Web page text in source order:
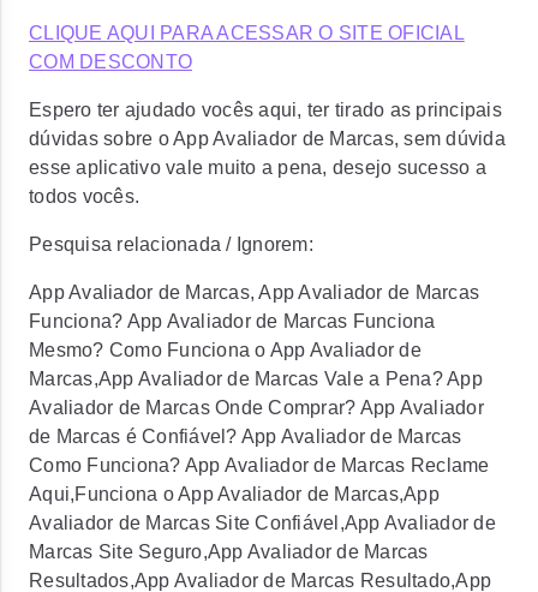
CLIQUE AQUI PARA ACESSAR O SITE OFICIAL
COM DESCONTO
Espero ter ajudado vocês aqui, ter tirado as principais
dúvidas sobre o App Avaliador de Marcas, sem dúvida
esse aplicativo vale muito a pena, desejo sucesso a
todos vocês.
Pesquisa relacionada / Ignorem:
App Avaliador de Marcas, App Avaliador de Marcas
Funciona? App Avaliador de Marcas Funciona
Mesmo? Como Funciona o App Avaliador de
Marcas,App Avaliador de Marcas Vale a Pena? App
Avaliador de Marcas Onde Comprar? App Avaliador
de Marcas é Confiável? App Avaliador de Marcas
Como Funciona? App Avaliador de Marcas Reclame
Aqui,Funciona o App Avaliador de Marcas,App
Avaliador de Marcas Site Confiável,App Avaliador de
Marcas Site Seguro,App Avaliador de Marcas
Resultados,App Avaliador de Marcas Resultado,App